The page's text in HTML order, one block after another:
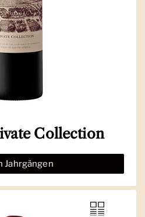
Collection
Jahrgängen